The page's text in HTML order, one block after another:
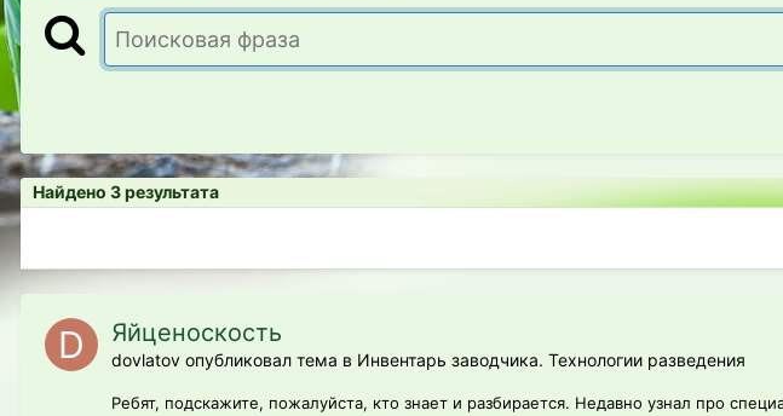
Найдено 3 результата
Яйценоскость
dovlatov опубликовал тема в Инвентарь заводчика. Технологии разведения
Ребят, подскажите, пожалуйста, кто знает и разбирается. Недавно узнал про